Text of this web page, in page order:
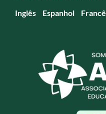
Inglês Espanhol